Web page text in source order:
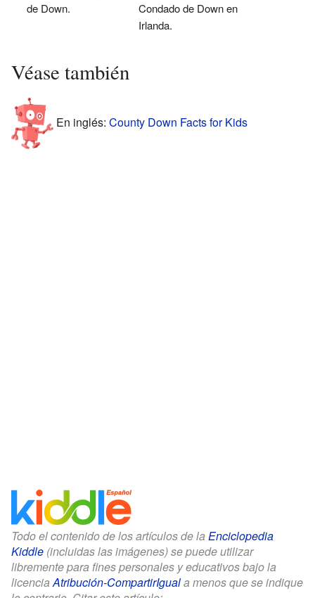
de Down.
Condado de Down en
Irlanda.
Véase también
En inglés: County Down Facts for Kids
Todo el contenido de los artículos de la Enciclopedia
Kiddle (incluidas las imágenes) se puede utilizar
libremente para fines personales y educativos bajo la
licenciaAtribución-CompartirIguala menos que se indique